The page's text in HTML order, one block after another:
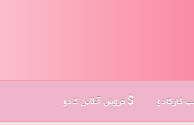
كاركادو فروش آنلاین کادو